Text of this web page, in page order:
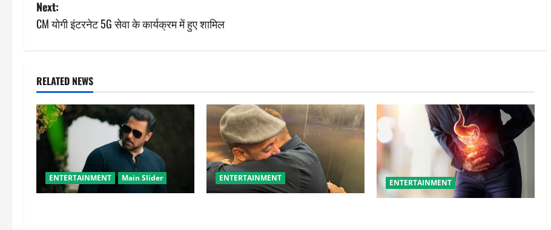
s
n
a
v
Next:
CM योगी इंटरनेट 5G सेवा के कार्यक्रम में हुए शामिल
RELATED NEWS
ENTERTAINMENT Main Slider ENTERTAINMENT
ENTERTAINMENT